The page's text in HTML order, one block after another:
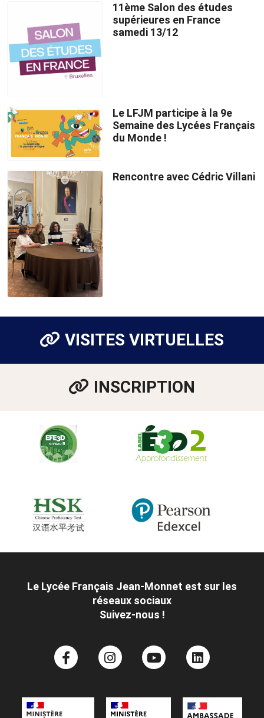
11ème Salon des études
supérieures en France
samedi 13/12
Le LFJM participe à la 9e
Semaine des Lycées Français
du Monde !
Rencontre avec Cédric Villani
VISITES VIRTUELLES
INSCRIPTION
Le Lycée Français Jean-Monnet est sur les
réseaux sociaux
Suivez-nous !